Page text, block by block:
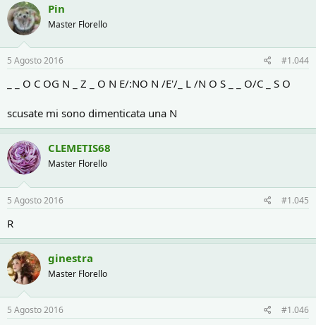
Pin
Master Florello
5 Agosto 2016 #1.044
_ _ O C OG N _ Z _ O N E/:NO N /E'/_ L /N O S _ _ O/C _ S O
scusate mi sono dimenticata una N
CLEMETIS68
Master Florello
5 Agosto 2016 #1.045
R
ginestra
Master Florello
5 Agosto 2016 #1.046